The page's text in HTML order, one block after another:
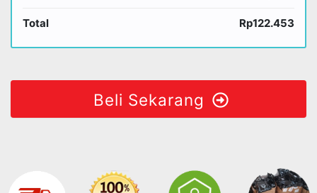
Total Rp122.453
Beli Sekarang